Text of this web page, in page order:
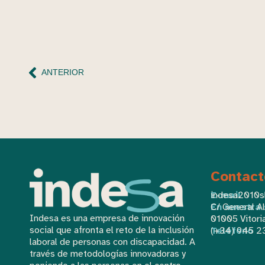
ANTERIOR
Indesa es una empresa de innovación
social que afronta el reto de la inclusión
laboral de personas con discapacidad. A
través de metodologías innovadoras y
E-mail
En nuestra
C/ General
01005
Teléfono
(+34) 945